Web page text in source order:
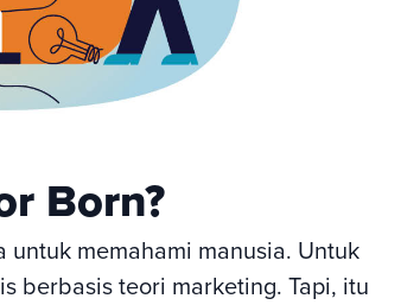
Born?
memahami manusia. Untuk
berbasis teori marketing. Tapi, itu